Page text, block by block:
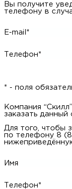
Вы получите
телефону в
E-mail*
Телефон*
* - поля
Компания
заказать
Для того, чтобы
по телефону 8
Имя
Телефон*